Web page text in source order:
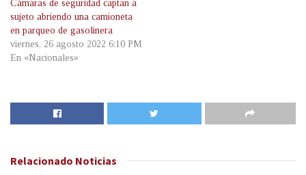
Cámaras de seguridad captan a
sujeto abriendo una camioneta
en parqueo de gasolinera
viernes, 26 agosto 2022 6:10 PM
En «Nacionales»
Relacionado Noticias